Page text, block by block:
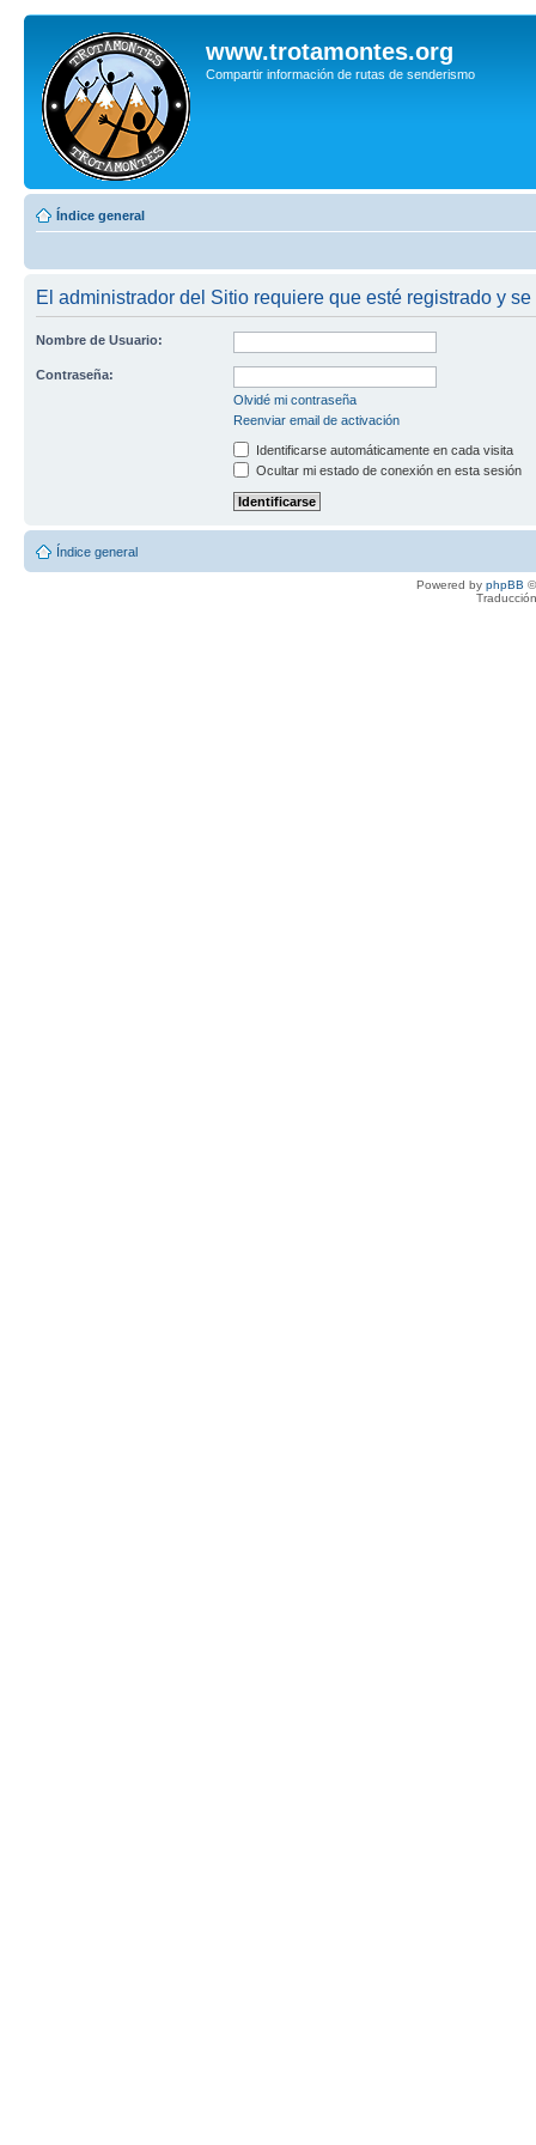
www.trotamontes.org
Compartir información de rutas de senderismo
Índice general
El administrador del Sitio requiere que esté registrado y
Nombre de Usuario:
Contraseña:
Olvidé mi contraseña
Reenviar email de activación
Identificarse automáticamente en cada visita
Ocultar mi estado de conexión en esta sesión
Índice general
Powered by phpBB